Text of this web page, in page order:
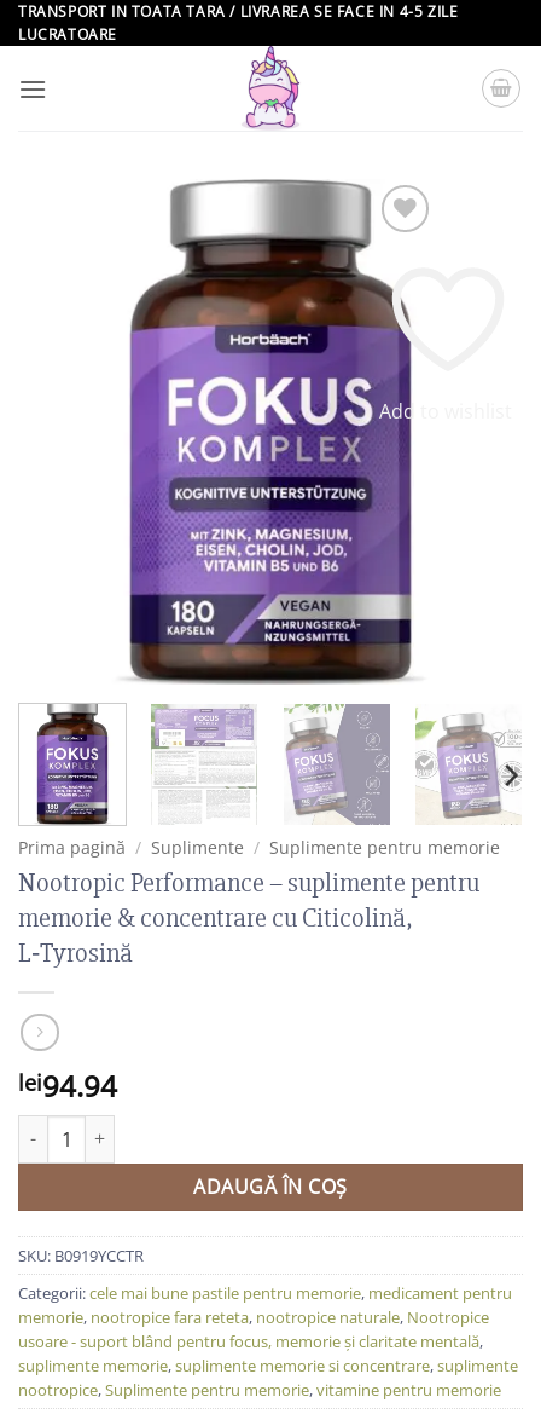
Skip
to
TRANSPORT IN TOATA TARA / LIVRAREA SE FACE IN 4-5 ZILE
LUCRATOARE
Add to wishlist
Prima pagină / Suplimente / Suplimente pentru memorie
Nootropic Performance – suplimente pentru
memorie & concentrare cu Citicolină,
L‑Tyrosină
lei94.94
Cantitate Nootropic Performance – suplimente pentru memorie
ADAUGĂ ÎN COȘ
SKU: B0919YCCTR
Categorii:cele mai bune pastile pentru memorie, medicament pentru
memorie, nootropice fara reteta, nootropice naturale, Nootropice
usoare - suport blând pentru focus, memorie și claritate mentală,
suplimente memorie,suplimente memorie si concentrare,suplimente
nootropice,Suplimente pentru memorie,vitamine pentru memorie